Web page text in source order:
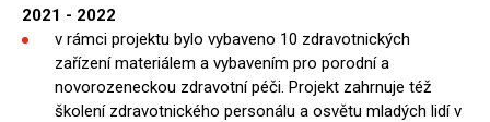
2021 - 2022
v rámci projektu bylo vybaveno 10 zdravotnických
zařízení materiálem a vybavením pro porodní a
novorozeneckou zdravotní péči. Projekt zahrnuje též
školení zdravotnického personálu a osvětu mladých lidí v